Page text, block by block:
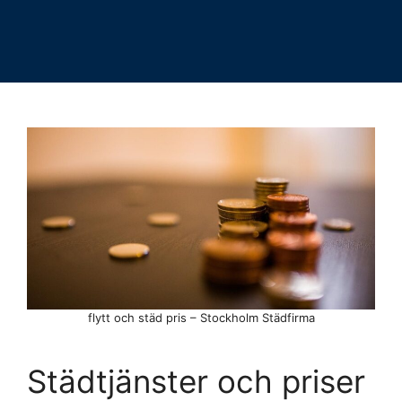
flytt och städ pris – Stockholm Städfirma
Städtjänster och priser